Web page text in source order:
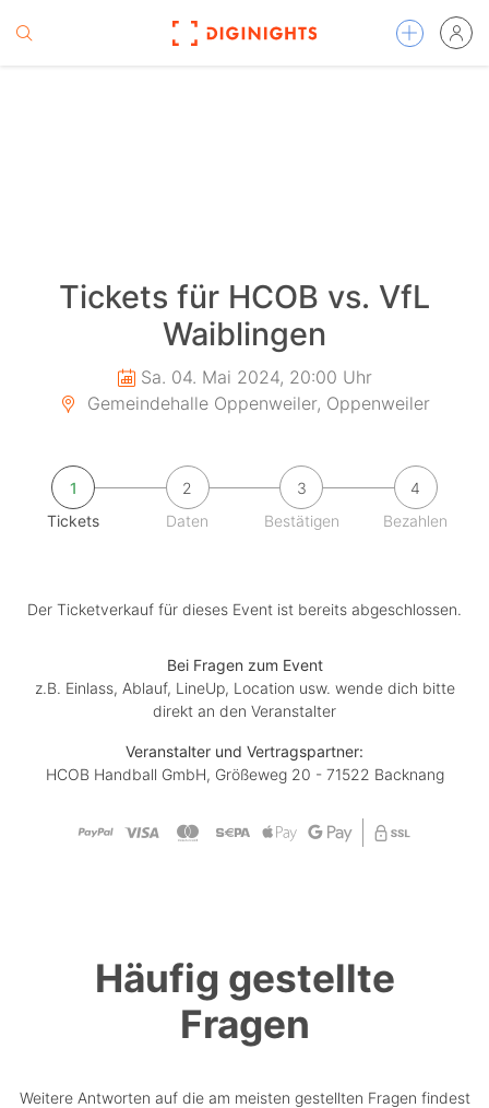
Tickets für HCOB vs. VfL
Waiblingen
Sa. 04. Mai 2024, 20:00 Uhr
Gemeindehalle Oppenweiler, Oppenweiler
1
Tickets
2
Daten
3
Bestätigen
4
Bezahlen
Der Ticketverkauf für dieses Event ist bereits abgeschlossen.
Bei Fragen zum Event
z.B. Einlass, Ablauf, LineUp, Location usw. wende dich bitte
direkt an den Veranstalter
Veranstalter und Vertragspartner:
HCOB Handball GmbH, Größeweg 20 - 71522 Backnang
Häufig gestellte
Fragen
Weitere Antworten auf die am meisten gestellten Fragen findest